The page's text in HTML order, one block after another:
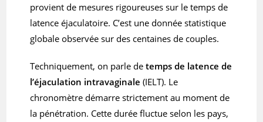
provient de mesures rigoureuses sur le temps de
latence éjaculatoire. C’est une donnée statistique
globale observée sur des centaines de couples.
Techniquement, on parle detemps de latence de
l’éjaculation intravaginale (IELT). Le
chronomètre démarre strictement au moment de
la pénétration. Cette durée fluctue selon les pays,